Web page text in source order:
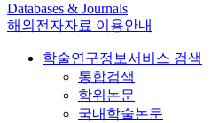
Databases & Journals
해외전자자료 이용안내
학술연구정보서비스 검색
통합검색
학위논문
국내학술논문